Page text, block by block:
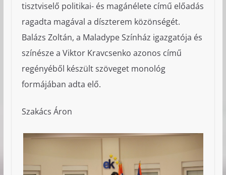
tisztviselő politikai- és magánélete című előadás
ragadta magával a díszterem közönségét.
Balázs Zoltán, a Maladype Színház igazgatója és
színésze a Viktor Kravcsenko azonos című
regényéből készült szöveget monológ
formájában adta elő.
Szakács Áron